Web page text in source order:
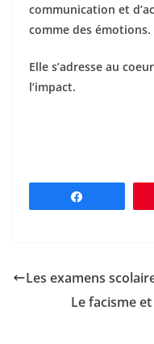
communication et
comme des émotions.
Elle s’adresse au
l’impact.
Les examens
Le facisme